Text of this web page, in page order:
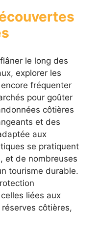
le long des
explorer les
fréquenter
pour goûter
côtières
et des
aux
se pratiquent
et de nombreuses
tourisme durable.
liées aux
côtières,